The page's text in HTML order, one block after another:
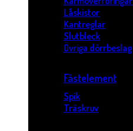
Låskistor
Kantreglar
Slutbleck
Övriga dörrbeslag
Fästelement
Spik
Träskruv